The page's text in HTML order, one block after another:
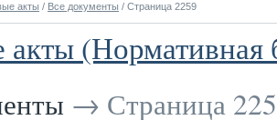
акты / Все документы / Страница 2259
акты (Нормативная
→ Страница